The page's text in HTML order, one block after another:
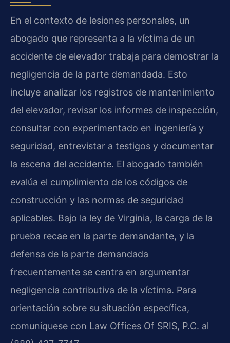
En el contexto de lesiones personales, un
abogado que representa a la víctima de un
accidente de elevador trabaja para demostrar la
negligencia de la parte demandada. Esto
incluye analizar los registros de mantenimiento
del elevador, revisar los informes de inspección,
consultar con experimentado en ingeniería y
seguridad, entrevistar a testigos y documentar
la escena del accidente. El abogado también
evalúa el cumplimiento de los códigos de
construcción y las normas de seguridad
aplicables. Bajo la ley de Virginia, la carga de la
prueba recae en la parte demandante, y la
defensa de la parte demandada
frecuentemente se centra en argumentar
negligencia contributiva de la víctima. Para
orientación sobre su situación específica,
comuníquese con Law Offices Of SRIS, P.C. al